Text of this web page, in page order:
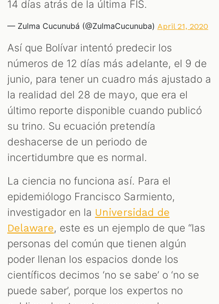
14 días atrás de la última FIS.
— Zulma Cucunubá (@ZulmaCucunuba) April 21, 2020
Así que Bolívar intentó predecir los
números de 12 días más adelante, el 9 de
junio, para tener un cuadro más ajustado a
la realidad del 28 de mayo, que era el
último reporte disponible cuando publicó
su trino. Su ecuación pretendía
deshacerse de un periodo de
incertidumbre que es normal.
La ciencia no funciona así. Para el
epidemiólogo Francisco Sarmiento,
investigador en la Universidad de
Delaware, este es un ejemplo de que “las
personas del común que tienen algún
poder llenan los espacios donde los
científicos decimos ‘no se sabe’ o ‘no se
puede saber’, porque los expertos no